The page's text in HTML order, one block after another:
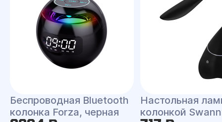
Беспроводная Bluetooth
колонка Forza, черная
Настольная
колонкой